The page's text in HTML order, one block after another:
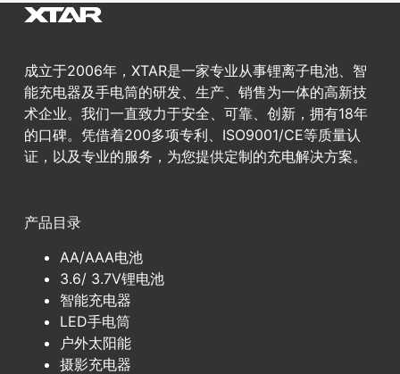
成立于2006年，XTAR是一家专业从事锂离子电池、智
能充电器及手电筒的研发、生产、销售为一体的高新技
术企业。我们一直致力于安全、可靠、创新，拥有18年
的口碑。凭借着200多项专利、ISO9001/CE等质量认
证，以及专业的服务，为您提供定制的充电解决方案。
产品目录
AA/AAA电池
3.6/ 3.7V锂电池
智能充电器
LED手电筒
户外太阳能
摄影充电器